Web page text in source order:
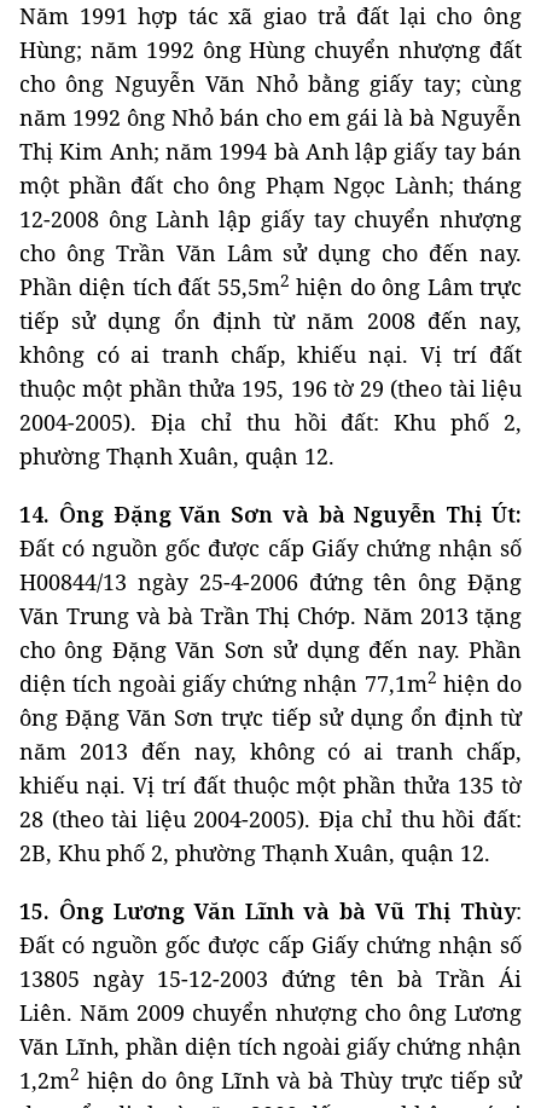
Năm 1991 hợp tác xã giao trả đất lại cho ông
Hùng; năm 1992 ông Hùng chuyển nhượng đất
cho ông Nguyễn Văn Nhỏ bằng giấy tay; cùng
năm 1992 ông Nhỏ bán cho em gái là bà Nguyễn
Thị Kim Anh; năm 1994 bà Anh lập giấy tay bán
một phần đất cho ông Phạm Ngọc Lành; tháng
12-2008 ông Lành lập giấy tay chuyển nhượng
cho ông Trần Văn Lâm sử dụng cho đến nay.
Phần diện tích đất 55,5m2 hiện do ông Lâm trực
tiếp sử dụng ổn định từ năm 2008 đến nay,
không có ai tranh chấp, khiếu nại. Vị trí đất
thuộc một phần thửa 195, 196 tờ 29 (theo tài liệu
2004-2005). Địa chỉ thu hồi đất: Khu phố 2,
phường Thạnh Xuân, quận 12.
14. Ông Đặng Văn Sơn và bà Nguyễn Thị Út:
Đất có nguồn gốc được cấp Giấy chứng nhận số
H00844/13 ngày 25-4-2006 đứng tên ông Đặng
Văn Trung và bà Trần Thị Chớp. Năm 2013 tặng
cho ông Đặng Văn Sơn sử dụng đến nay. Phần
diện tích ngoài giấy chứng nhận 77,1m2 hiện do
ông Đặng Văn Sơn trực tiếp sử dụng ổn định từ
năm 2013 đến nay, không có ai tranh chấp,
khiếu nại. Vị trí đất thuộc một phần thửa 135 tờ
28 (theo tài liệu 2004-2005). Địa chỉ thu hồi đất:
2B, Khu phố 2, phường Thạnh Xuân, quận 12.
15. Ông Lương Văn Lĩnh và bà Vũ Thị Thùy:
Đất có nguồn gốc được cấp Giấy chứng nhận số
13805 ngày 15-12-2003 đứng tên bà Trần Ái
Liên. Năm 2009 chuyển nhượng cho ông Lương
Văn Lĩnh, phần diện tích ngoài giấy chứng nhận
1,2m2 hiện do ông Lĩnh và bà Thùy trực tiếp sử